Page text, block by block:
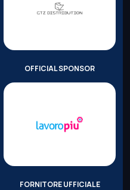
OFFICIAL SPONSOR
FORNITORE UFFICIALE